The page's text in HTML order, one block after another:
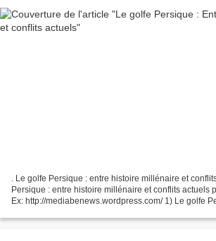
. Le golfe Persique : entre histoire millénaire et
Persique : entre histoire millénaire et conflits actuels
Ex: http://mediabenews.wordpress.com/ 1) Le golfe